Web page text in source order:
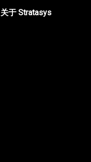
关于 Stratasys